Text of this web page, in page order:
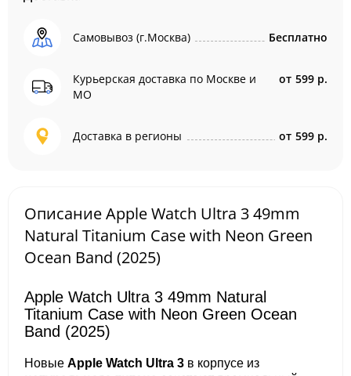
Самовывоз (г.Москва) Бесплатно
Курьерская доставка по Москве и
МО
от 599 р.
Доставка в регионы от 599 р.
Описание Apple Watch Ultra 3 49mm
Natural Titanium Case with Neon Green
Ocean Band (2025)
Apple Watch Ultra 3 49mm Natural
Titanium Case with Neon Green Ocean
Band (2025)
Новые Apple Watch Ultra 3 в корпусе из